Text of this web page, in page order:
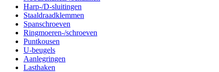
Harp-/D-sluitingen
Staaldraadklemmen
Spanschroeven
Ringmoeren-/schroeven
Puntkousen
U-beugels
Aanlegringen
Lasthaken